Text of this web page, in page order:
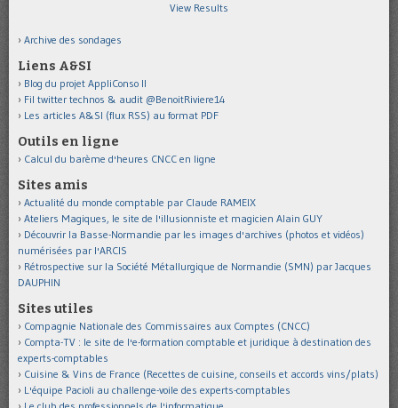
View Results
Archive des sondages
Liens A&SI
Blog du projet AppliConso II
Fil twitter technos & audit @BenoitRiviere14
Les articles A&SI (flux RSS) au format PDF
Outils en ligne
Calcul du barème d'heures CNCC en ligne
Sites amis
Actualité du monde comptable par Claude RAMEIX
Ateliers Magiques, le site de l'illusionniste et magicien Alain GUY
Découvrir la Basse-Normandie par les images d'archives (photos et vidéos)
numérisées par l'ARCIS
Rétrospective sur la Société Métallurgique de Normandie (SMN) par Jacques
DAUPHIN
Sites utiles
Compagnie Nationale des Commissaires aux Comptes (CNCC)
Compta-TV : le site de l'e-formation comptable et juridique à destination des
experts-comptables
Cuisine & Vins de France (Recettes de cuisine, conseils et accords vins/plats)
L'équipe Pacioli au challenge-voile des experts-comptables